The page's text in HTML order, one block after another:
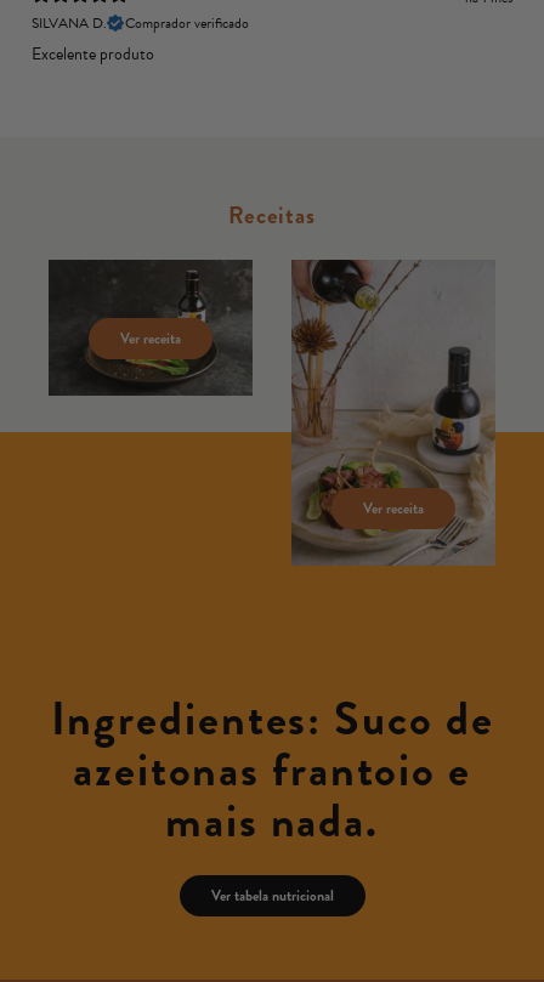
SILVANA D.
Comprador verificado
Excelente produto
Receitas
Ver receita
Ver receita
Ingredientes: Suco de
azeitonas frantoio e
mais nada.
Ver tabela nutricional